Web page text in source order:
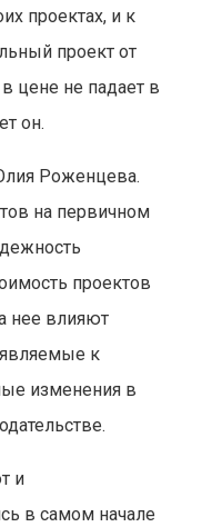
проектах, и к
проект от
цене не падает в
он.
Роженцева.
на первичном
проектов
нее влияют
к
изменения в
и
в самом начале